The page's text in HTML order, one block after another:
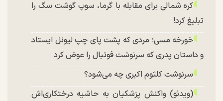
کره شمالی برای مقابله با گرما، سوپ گوشت سگ را
تبلیغ کرد!
خورخه مسی؛ مردی که پشت پای چپ لیونل ایستاد
و داستان پدری که سرنوشت فوتبال را عوض کرد
سرنوشت کلثوم اکبری چه می‌شود؟
(ویدئو) واکنش پزشکیان به حاشیه درختکاری‌اش